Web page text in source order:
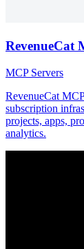
RevenueCat
MCP Servers
RevenueCat
subscription
projects, apps,
analytics.